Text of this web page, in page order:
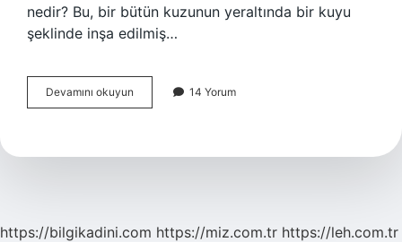
nedir? Bu, bir bütün kuzunun yeraltında bir kuyu
şeklinde inşa edilmiş…
Devamını okuyun
Kebabı
14 Yorum
https://bilgikadini.com https://miz.com.tr https://leh.com.tr